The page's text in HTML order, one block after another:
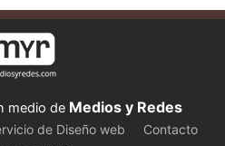
medio de Medios y Redes
de Diseño web
Contacto